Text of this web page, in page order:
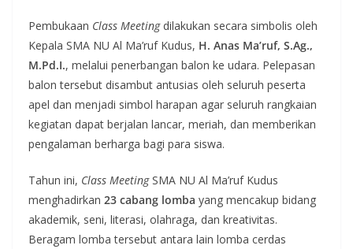
Pembukaan Class Meetingdilakukan secara simbolis oleh
Kepala SMA NU Al Ma’ruf Kudus, H. Anas Ma’ruf, S.Ag.,
M.Pd.I., melalui penerbangan balon ke udara. Pelepasan
balon tersebut disambut antusias oleh seluruh peserta
apel dan menjadi simbol harapan agar seluruh rangkaian
kegiatan dapat berjalan lancar, meriah, dan memberikan
pengalaman berharga bagi para siswa.
Tahun ini, Class MeetingSMA NU Al Ma’ruf Kudus
menghadirkan 23 cabang lomba yang mencakup bidang
akademik, seni, literasi, olahraga, dan kreativitas.
Beragam lomba tersebut antara lain lomba cerdas